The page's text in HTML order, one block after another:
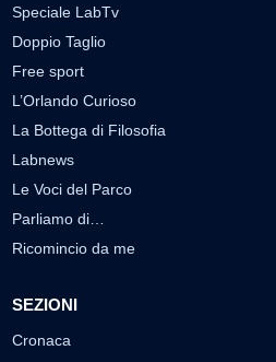
Speciale LabTv
Doppio Taglio
Free sport
L’Orlando Curioso
La Bottega di Filosofia
Labnews
Le Voci del Parco
Parliamo di…
Ricomincio da me
SEZIONI
Cronaca